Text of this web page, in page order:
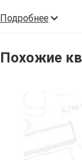
Подробнее
Похожие